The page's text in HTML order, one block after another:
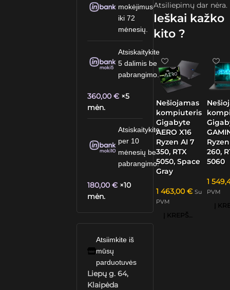
mokėjimus
iki 72
mėnesių.
Atsiskaitykite
5 dalimis be
pabrangimo.
360,00€ ×5
mėn.
Atsiskaitykite
per 10
mėnesių be
pabrangimo.
180,00€ ×10
mėn.
Atsiimkite iš
mūsų
parduotuvės
Liepų g. 64,
Klaipėda
Atsiliepimų dar nėra.
Ieškai kažko
kito ?
Nešiojamas
kompiuteris
Gigabyte
AERO X16
Ryzen AI 7
350, RTX
5050, Space
Gray
1 463,00 € Su
PVM
Į KREPŠELĮ
260,
5060
1
PVM